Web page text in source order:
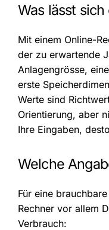
Was lässt
Mit einem Online-
der zu erwartende
Anlagengrösse,
erste
Werte sind
Orientierung, aber
Ihre Eingaben,
Welche
Für eine
Rechner vor allem
Verbrauch: